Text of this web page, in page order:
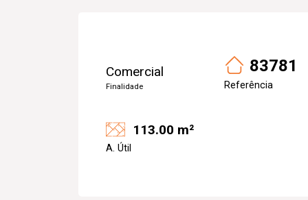
Comercial
Finalidade
83781
Referência
113.00 m²
A. Útil